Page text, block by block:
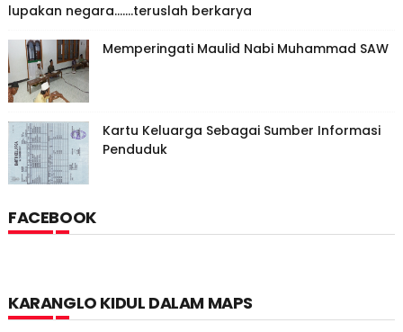
lupakan negara.......teruslah berkarya
Memperingati Maulid Nabi Muhammad SAW
Kartu Keluarga Sebagai Sumber Informasi
Penduduk
FACEBOOK
KARANGLO KIDUL DALAM MAPS